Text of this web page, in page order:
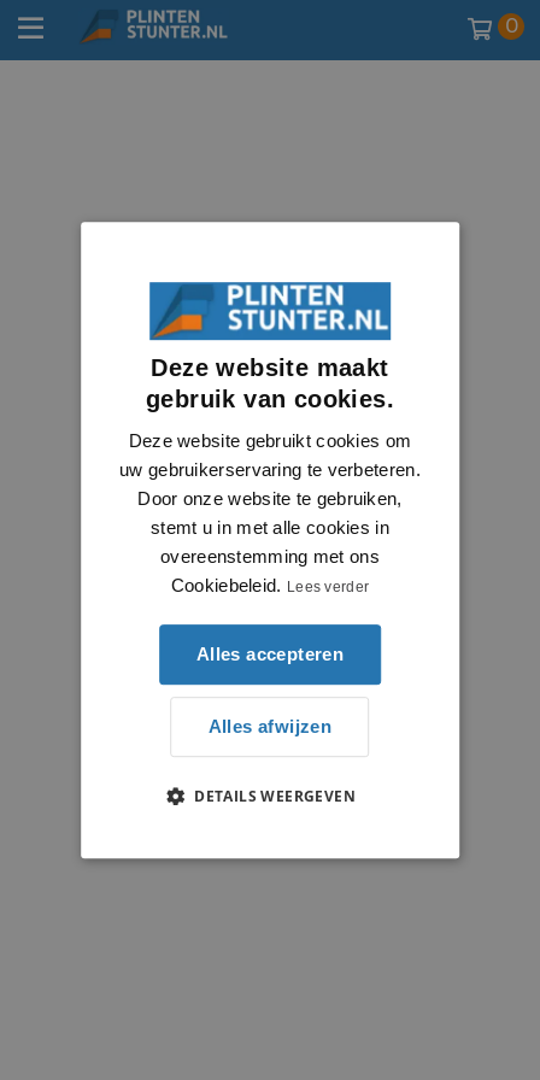
0
Deze website maakt
gebruik van cookies.
Deze website gebruikt cookies om
uw gebruikerservaring te verbeteren.
Door onze website te gebruiken,
stemt u in met alle cookies in
overeenstemming met ons
Cookiebeleid. Lees verder
Alles accepteren
Alles afwijzen
DETAILS WEERGEVEN